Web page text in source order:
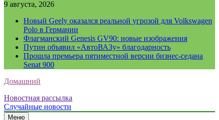
9 августа, 2026
Новый Geely оказался реальной угрозой для Volkswagen
Polo в Германии
Флагманский Genesis GV90: новые изображения
Путин объявил «АвтоВАЗу» благодарность
Прошла премьера пятиместной версии бизнес-седана
Senat 900
Домашний
Новостная рассылка
Случайные новости
Меню